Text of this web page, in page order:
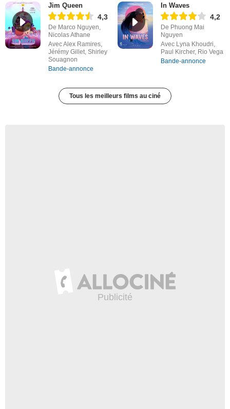
Jim Queen
4,3
De Marco Nguyen,
Nicolas Athane
Avec Alex Ramires,
Jérémy Gillet, Shirley
Souagnon
Bande-annonce
In Waves
4,2
De Phuong Mai
Nguyen
Avec Lyna Khoudri,
Paul Kircher, Rio Vega
Bande-annonce
Tous les meilleurs films au ciné